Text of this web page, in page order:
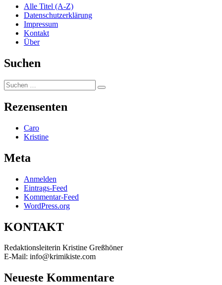
Alle Titel (A-Z)
Datenschutzerklärung
Impressum
Kontakt
Über
Suchen
Suchen
nach:
Suchen
Rezensenten
Caro
Kristine
Meta
Anmelden
Eintrags-Feed
Kommentar-Feed
WordPress.org
KONTAKT
Redaktionsleiterin Kristine Greßhöner
E-Mail: info@krimikiste.com
Neueste Kommentare